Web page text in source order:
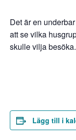
Det är en
att se vilka
skulle vilja besöka.
Lägg till i